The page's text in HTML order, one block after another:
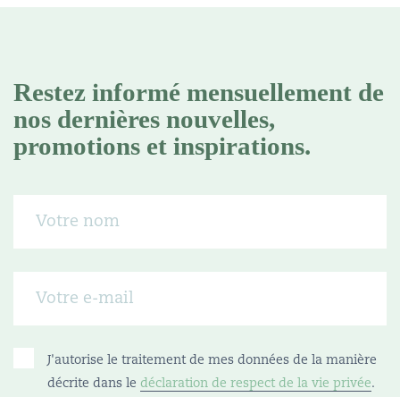
Restez informé mensuellement de
nos dernières nouvelles,
promotions et inspirations.
J'autorise le traitement de mes données de la manière
décrite dans le déclaration de respect de la vie privée.